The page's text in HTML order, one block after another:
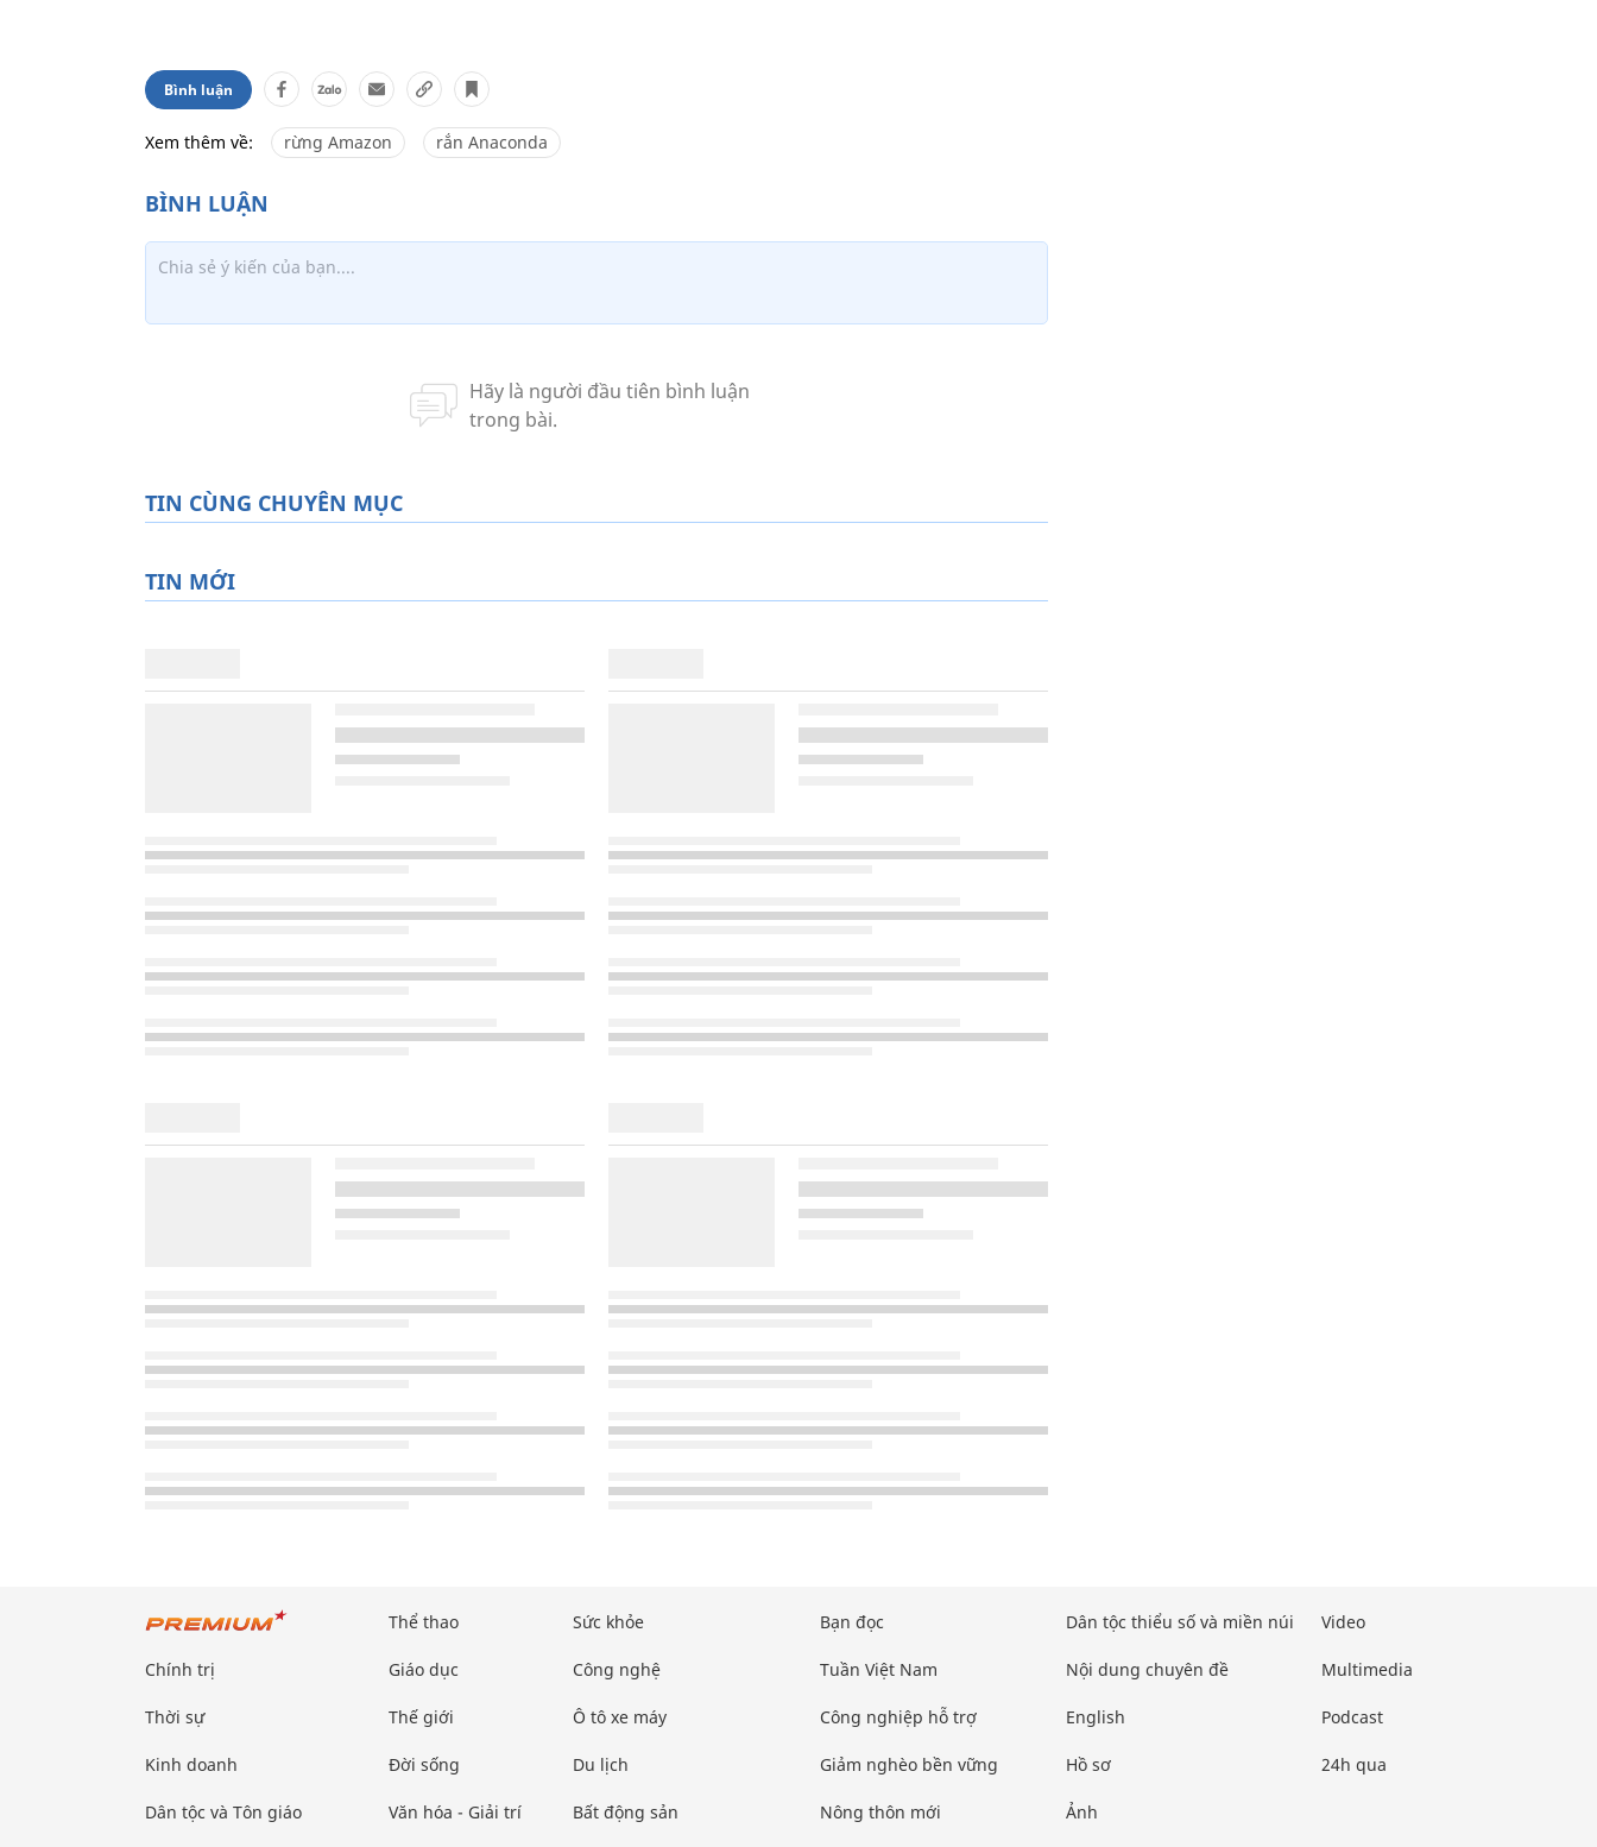
Bình luận
Xem thêm về: rừng Amazon rắn Anaconda
TIN CÙNG CHUYÊN MỤC
TIN MỚI
Chính trị
Thời sự
Kinh doanh
Dân tộc và Tôn giáo
Thể thao
Giáo dục
Thế giới
Đời sống
Văn hóa - Giải trí
Sức khỏe
Công nghệ
Ô tô xe máy
Du lịch
Bất động sản
Bạn đọc
Tuần Việt Nam
Công nghiệp hỗ trợ
Giảm nghèo bền vững
Nông thôn mới
Dân tộc thiểu số và miền núi
Nội dung chuyên đề
English
Hồ sơ
Ảnh
Video
Multimedia
Podcast
24h qua